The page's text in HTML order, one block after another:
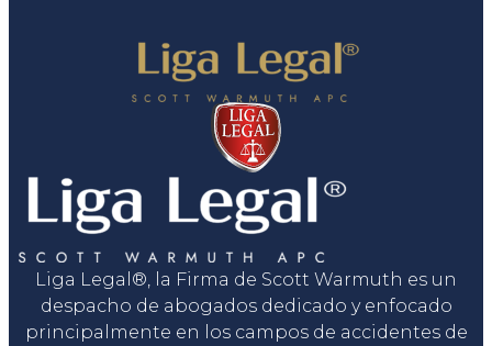
Liga Legal®, la Firma de Scott Warmuth es un
despacho de abogados dedicado y enfocado
principalmente en los campos de accidentes de